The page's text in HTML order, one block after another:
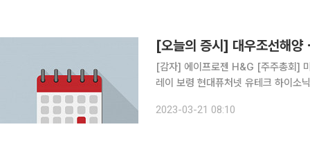
[오늘의 증시] 대우조선해양
[감자] 에이프로젠 H&G [주주총회]
레이 보령 현대퓨처넷 유테크 하이소
2023-03-21 08:10